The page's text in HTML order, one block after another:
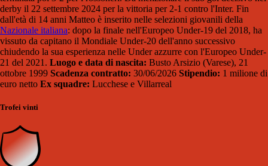
derby il 22 settembre 2024 per la vittoria per 2-1 contro l'Inter. Fin
dall'età di 14 anni Matteo è inserito nelle selezioni giovanili della
Nazionale italiana: dopo la finale nell'Europeo Under-19 del 2018, ha
vissuto da capitano il Mondiale Under-20 dell'anno successivo
chiudendo la sua esperienza nelle Under azzurre con l'Europeo Under-
21 del 2021. Luogo e data di nascita: Busto Arsizio (Varese), 21
ottobre 1999 Scadenza contratto: 30/06/2026 Stipendio: 1 milione di
euro netto Ex squadre: Lucchese e Villarreal
Trofei vinti